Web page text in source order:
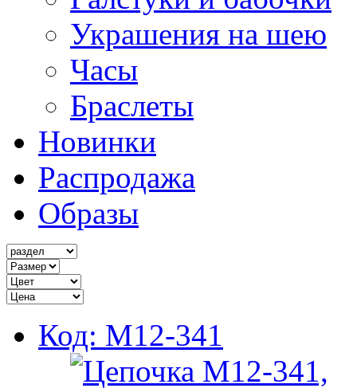
Украшения на шею
Часы
Браслеты
Новинки
Распродажа
Образы
Код: M12-341